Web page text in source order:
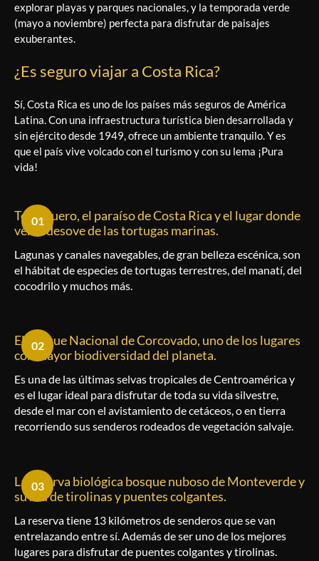
explorar playas y parques nacionales, y la temporada verde
(mayo a noviembre) perfecta para disfrutar de paisajes
exuberantes.
¿Es seguro viajar a Costa Rica?
Sí, Costa Rica es uno de los países más seguros de América
Latina. Con una infraestructura turística bien desarrollada y
sin ejército desde 1949, ofrece un ambiente tranquilo. Y es
que el país vive volcado con el turismo y con su lema ¡Pura
vida!
Tortuguero, el paraíso de Costa Rica y el lugar donde
ver el desove de las tortugas marinas.
01
Lagunas y canales navegables, de gran belleza escénica, son
el hábitat de especies de tortugas terrestres, del manatí, del
cocodrilo y muchos más.
El Parque Nacional de Corcovado, uno de los lugares
con mayor biodiversidad del planeta.
02
Es una de las últimas selvas tropicales de Centroamérica y
es el lugar ideal para disfrutar de toda su vida silvestre,
desde el mar con el avistamiento de cetáceos, o en tierra
recorriendo sus senderos rodeados de vegetación salvaje.
La reserva biológica bosque nuboso de Monteverde y
su red de tirolinas y puentes colgantes.
03
La reserva tiene 13 kilómetros de senderos que se van
entrelazando entre sí. Además de ser uno de los mejores
lugares para disfrutar de puentes colgantes y tirolinas.